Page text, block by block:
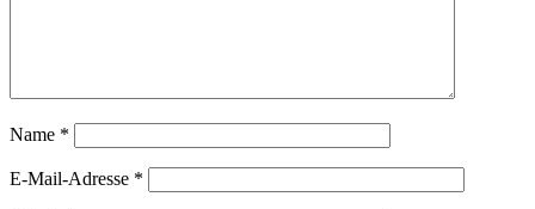
Name *
E-Mail-Adresse *